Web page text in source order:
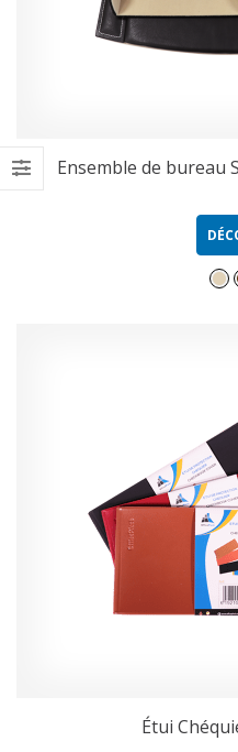
Ensemble de bureau
Étui